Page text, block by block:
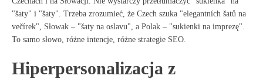
"šaty" i "šaty". Trzeba zrozumieć, że Czech szuka "elegantních šatů na
večírek", Słowak – "šaty na oslavu", a Polak – "sukienki na imprezę".
To samo słowo, różne intencje, różne strategie SEO.
Hiperpersonalizacja z